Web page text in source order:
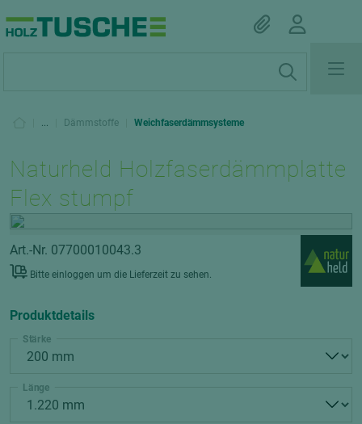
... Dämmstoffe Weichfaserdämmsysteme
Naturheld Holzfaserdämmplatte
Flex stumpf
Art.-Nr. 07700010043.3
Bitte einloggen um die Lieferzeit zu sehen.
Produktdetails
Stärke
Länge